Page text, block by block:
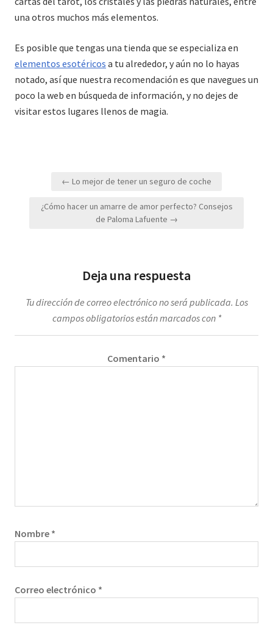
una otros muchos más elementos.
Es posible que tengas una tienda que se especializa en
elementos esotéricos a tu alrededor, y aún no lo hayas
notado, así que nuestra recomendación es que navegues un
poco la web en búsqueda de información, y no dejes de
visitar estos lugares llenos de magia.
Navegación
entradas
← Lo mejor de tener un seguro de coche
¿Cómo hacer un amarre de amor perfecto? Consejos
de Paloma Lafuente →
Deja una respuesta
Tu dirección de correo electrónico no será publicada. Los
campos obligatorios están marcados con *
Comentario *
Nombre *
Correo electrónico *